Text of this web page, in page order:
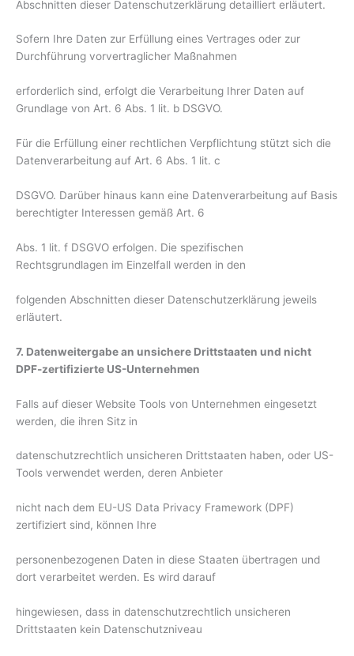
Abschnitten dieser Datenschutzerklärung detailliert erläutert.
Sofern Ihre Daten zur Erfüllung eines Vertrages oder zur
Durchführung vorvertraglicher Maßnahmen
erforderlich sind, erfolgt die Verarbeitung Ihrer Daten auf
Grundlage von Art. 6 Abs. 1 lit. b DSGVO.
Für die Erfüllung einer rechtlichen Verpflichtung stützt sich die
Datenverarbeitung auf Art. 6 Abs. 1 lit. c
DSGVO. Darüber hinaus kann eine Datenverarbeitung auf Basis
berechtigter Interessen gemäß Art. 6
Abs. 1 lit. f DSGVO erfolgen. Die spezifischen
Rechtsgrundlagen im Einzelfall werden in den
folgenden Abschnitten dieser Datenschutzerklärung jeweils
erläutert.
7. Datenweitergabe an unsichere Drittstaaten und nicht
DPF-zertifizierte US-Unternehmen
Falls auf dieser Website Tools von Unternehmen eingesetzt
werden, die ihren Sitz in
datenschutzrechtlich unsicheren Drittstaaten haben, oder US-
Tools verwendet werden, deren Anbieter
nicht nach dem EU-US Data Privacy Framework (DPF)
zertifiziert sind, können Ihre
personenbezogenen Daten in diese Staaten übertragen und
dort verarbeitet werden. Es wird darauf
hingewiesen, dass in datenschutzrechtlich unsicheren
Drittstaaten kein Datenschutzniveau